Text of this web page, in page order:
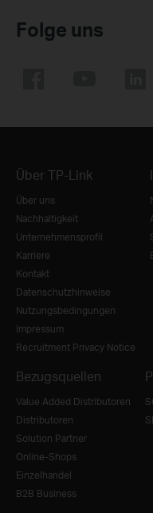
Folge uns
Über TP-Link
Über uns
Nachhaltigkeit
Unternehmensprofil
Karriere
Kontakt
Datenschutzhinweise
Nutzungsbedingungen
Impressum
Recruitment Privacy Notice
Bezugsquellen
Value Added Distributoren
Distributoren
Solution Partner
Online-Shops
Einzelhandel
B2B Business